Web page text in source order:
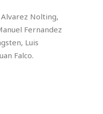
Alvarez Nolting,
Fernandez
Luis
Falco.